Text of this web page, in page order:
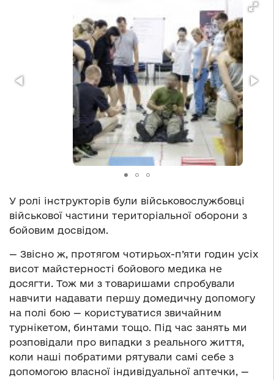
У ролі інструкторів були військовослужбовці
військової частини територіальної оборони з
бойовим досвідом.
— Звісно ж, протягом чотирьох-п’яти годин усіх
висот майстерності бойового медика не
досягти. Тож ми з товаришами спробували
навчити надавати першу домедичну допомогу
на полі бою — користуватися звичайним
турнікетом, бинтами тощо. Під час занять ми
розповідали про випадки з реального життя,
коли наші побратими рятували самі себе з
допомогою власної індивідуальної аптечки, —